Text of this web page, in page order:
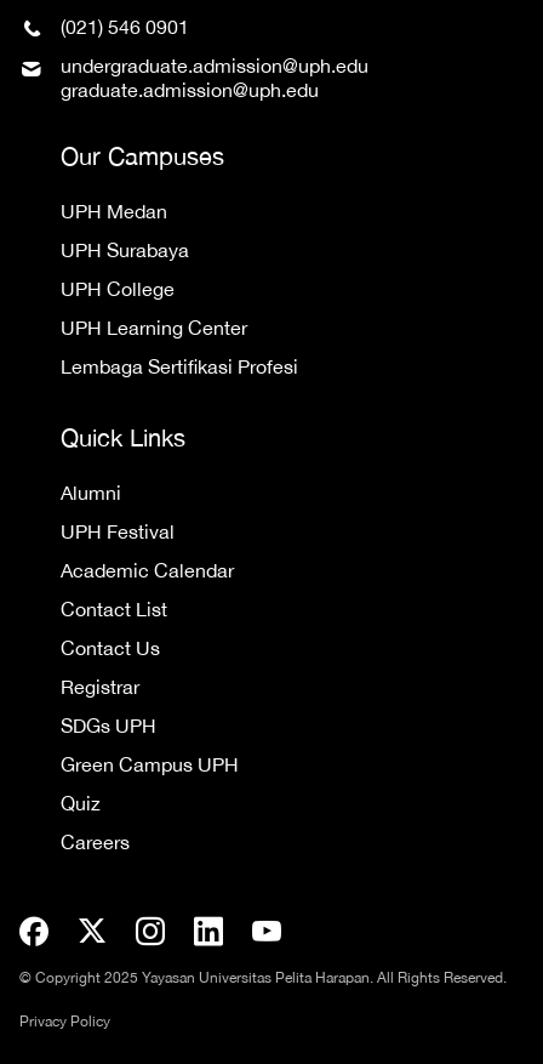
(021) 546 0901
undergraduate.admission@uph.edu
graduate.admission@uph.edu
Our Campuses
UPH Medan
UPH Surabaya
UPH College
UPH Learning Center
Lembaga Sertifikasi Profesi
Quick Links
Alumni
UPH Festival
Academic Calendar
Contact List
Contact Us
Registrar
SDGs UPH
Green Campus UPH
Quiz
Careers
© Copyright 2025 Yayasan Universitas Pelita Harapan. All Rights Reserved.
Privacy Policy